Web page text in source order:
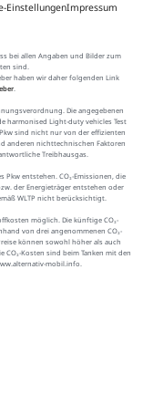
EinstellungenImpressum
bei allen Angaben und Bilder zum
sind.
haben wir daher folgenden Link
.
Die angegebenen
harmonised Light-duty vehicles Test
sind nicht nur von der effizienten
anderen nichttechnischen Faktoren
Treibhausgas.
Pkw entstehen. CO₂-Emissionen, die
der Energieträger entstehen oder
WLTP nicht berücksichtigt.
möglich. Die künftige CO₂-
von drei angenommenen CO₂-
können sowohl höher als auch
Kosten sind beim Tanken mit den
mobil.info.